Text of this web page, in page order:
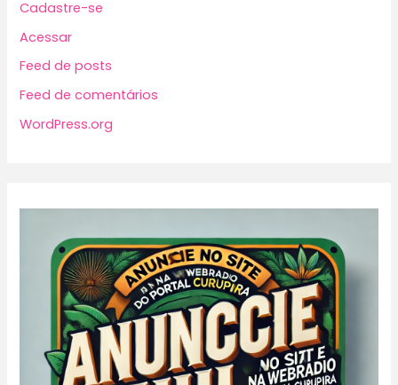
Cadastre-se
Acessar
Feed de posts
Feed de comentários
WordPress.org